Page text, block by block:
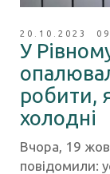
20.10.2023
У
робити,
холодні
Вчора, 19
повідомили: